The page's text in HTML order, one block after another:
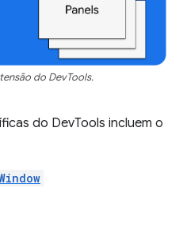
do DevTools.
do DevTools incluem o